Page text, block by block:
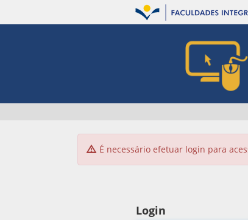
É necessário efetuar login para
Login